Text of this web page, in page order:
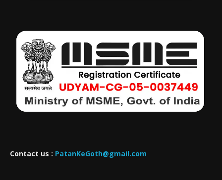
Contact us : PatanKeGoth@gmail.com